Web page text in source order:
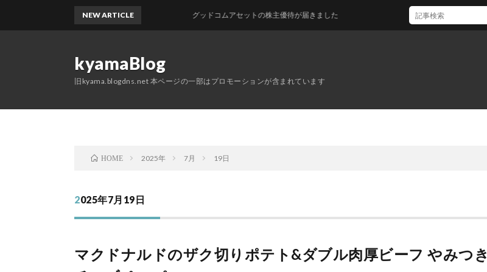
kyamaBlog
旧kyama.blogdns.net 本ページの一部はプロモーションが含まれています
NEW ARTICLE グッドコムアセットの株主優待が届きました
HOME 2025年 7月 19日
2025年7月19日
マクドナルドのザク切りポテト&ダブル肉厚ビーフ やみつき